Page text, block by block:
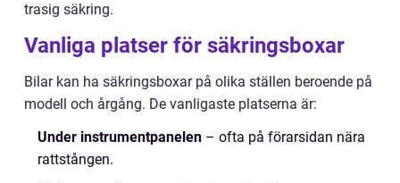
trasig säkring.
Vanliga platser för säkringsboxar
Bilar kan ha säkringsboxar på olika ställen beroende på
modell och årgång. De vanligaste platserna är:
Under instrumentpanelen – ofta på förarsidan nära
rattstången.